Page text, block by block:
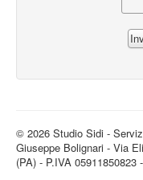
© 2026 Studio Sidi -
Giuseppe Bolignari - Via
(PA) - P.IVA